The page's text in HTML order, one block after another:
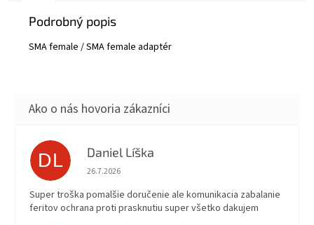
Podrobný popis
SMA female / SMA female adaptér
DL Daniel Líška
Hodnotenie obchodu je 5 z 5 hviezdičiek.
26.7.2026
Super troška pomalšie doručenie ale komunikacia zabalanie
feritov ochrana proti prasknutiu super všetko dakujem